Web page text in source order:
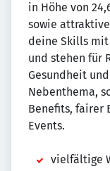
in Höhe von
sowie
deine Skills
und stehen für
Gesundheit
Nebenthema,
Benefits, fairer
Events.
vielfältige